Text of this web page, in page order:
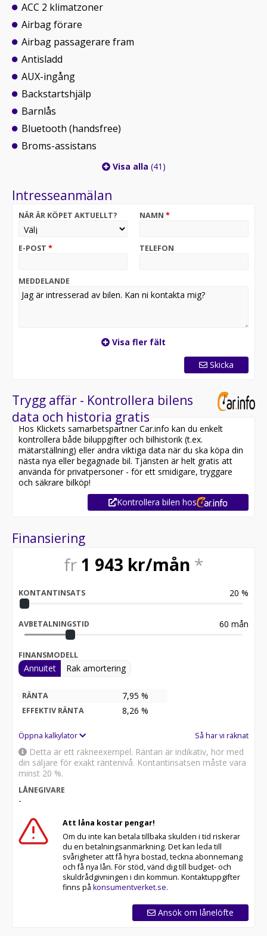
ACC 2 klimatzoner
Airbag förare
Airbag passagerare fram
Antisladd
AUX-ingång
Backstartshjälp
Barnlås
Bluetooth (handsfree)
Broms-assistans
Visa alla (41)
Intresseanmälan
NÄR ÄR KÖPET AKTUELLT? NAMN *
E-POST * TELEFON
MEDDELANDE
Visa fler fält
Skicka
Trygg affär - Kontrollera bilens
data och historia gratis
Hos Klickets samarbetspartner Car.info kan du enkelt
kontrollera både biluppgifter och bilhistorik (t.ex.
mätarställning) eller andra viktiga data när du ska köpa din
nästa nya eller begagnade bil. Tjänsten är helt gratis att
använda för privatpersoner - för ett smidigare, tryggare
och säkrare bilköp!
Kontrollera bilen hos
Finansiering
fr 1 943 kr/mån *
KONTANTINSATS 20 %
AVBETALNINGSTID 60 mån
FINANSMODELL
Annuitet Rak amortering
RÄNTA 7,95 %
EFFEKTIV RÄNTA 8,26 %
Öppna kalkylator Så har vi räknat
Detta är ett räkneexempel. Räntan är indikativ, hör med
din säljare för exakt räntenivå. Kontantinsatsen måste vara
minst 20 %.
LÅNEGIVARE
-
Att låna kostar pengar!
Om du inte kan betala tillbaka skulden i tid riskerar
du en betalningsanmärkning. Det kan leda till
svårigheter att få hyra bostad, teckna abonnemang
och få nya lån. För stöd, vänd dig till budget- och
skuldrådgivningen i din kommun. Kontaktuppgifter
finns på konsumentverket.se.
Ansök om lånelöfte